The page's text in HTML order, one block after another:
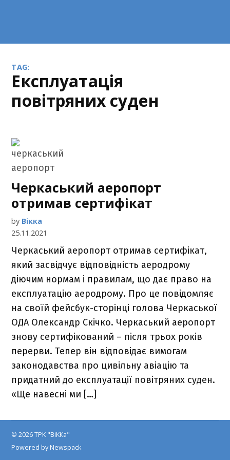
TAG:
експлуатація
повітряних суден
Черкаський аеропорт
отримав сертифікат
by Вікка
25.11.2021
Черкаський аеропорт отримав сертифікат,
який засвідчує відповідність аеродрому
діючим нормам і правилам, що дає право на
експлуатацію аеродрому. Про це повідомляє
на своїй фейсбук-сторінці голова Черкаської
ОДА Олександр Скічко. Черкаський аеропорт
знову сертифікований – після трьох років
перерви. Тепер він відповідає вимогам
законодавства про цивільну авіацію та
придатний до експлуатації повітряних суден.
«Ще навесні ми […]
© 2026 ТРК "ВіККа"
Powered by Newspack